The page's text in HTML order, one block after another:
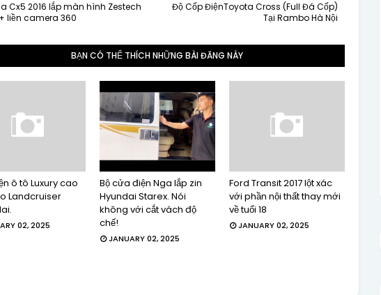
Độ Cốp ĐiệnToyota Cross (Full Đá Cốp)
Tại Rambo Hà Nội
Cx5 2016 lắp màn hình Zestech
liền camera 360
BẠN CÓ THỂ THÍCH NHỮNG BÀI ĐĂNG NÀY
ô tô Luxury cao
Landcruiser
02, 2025
Bộ cửa điện Nga lắp zin
Hyundai Starex. Nói
không với cắt vách độ
chế!
JANUARY 02, 2025
Ford Transit 2017 lột xác
với phần nội thất thay mới
về tuổi 18
JANUARY 02, 2025